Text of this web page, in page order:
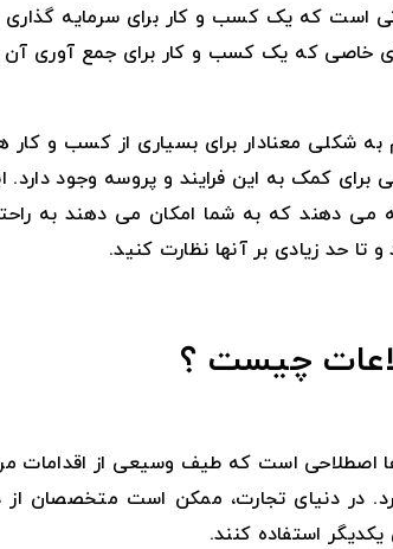
است که یک کسب و کار برای سرمایه گذاری
خاصی که یک کسب و کار برای جمع آوری آن
شکلی معنادار برای بسیاری از کسب و کار ها
برای کمک به این فرایند و پروسه وجود دارد.
می دهند که به شما امکان می دهند به
حد زیادی بر آنها نظارت کنید.
چیست ؟
اصطلاحی است که طیف وسیعی از اقدامات
در دنیای تجارت، ممکن است متخصصان از
یکدیگر استفاده کنند.